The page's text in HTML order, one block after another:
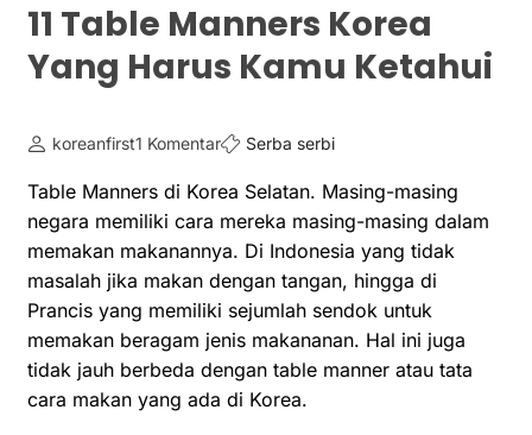
11 Table Manners Korea
Yang Harus Kamu Ketahui
koreanfirst1 Komentar Serba serbi
Table Manners di Korea Selatan. Masing-masing
negara memiliki cara mereka masing-masing dalam
memakan makanannya. Di Indonesia yang tidak
masalah jika makan dengan tangan, hingga di
Prancis yang memiliki sejumlah sendok untuk
memakan beragam jenis makananan. Hal ini juga
tidak jauh berbeda dengan table manner atau tata
cara makan yang ada di Korea.